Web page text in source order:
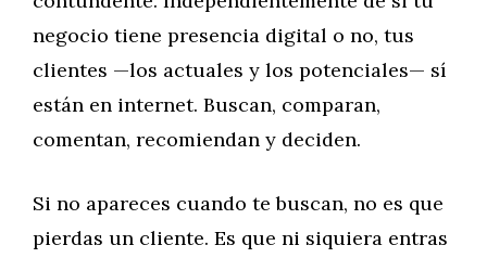
negocio tiene presencia digital o no, tus
clientes —los actuales y los potenciales— sí
están en internet. Buscan, comparan,
comentan, recomiendan y deciden.
Si no apareces cuando te buscan, no es que
pierdas un cliente. Es que ni siquiera entras